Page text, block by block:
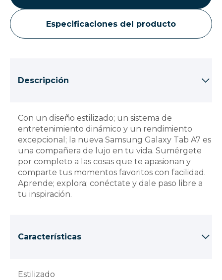
Especificaciones del producto
Descripción
Con un diseño estilizado; un sistema de
entretenimiento dinámico y un rendimiento
excepcional; la nueva Samsung Galaxy Tab A7 es
una compañera de lujo en tu vida. Sumérgete
por completo a las cosas que te apasionan y
comparte tus momentos favoritos con facilidad.
Aprende; explora; conéctate y dale paso libre a
tu inspiración.
Características
Estilizado